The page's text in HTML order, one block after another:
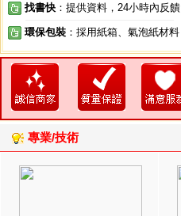
找書快 ：提供資料，24小時內反饋
環保包裝 ：採用紙箱、氣泡紙材料
專業/技術